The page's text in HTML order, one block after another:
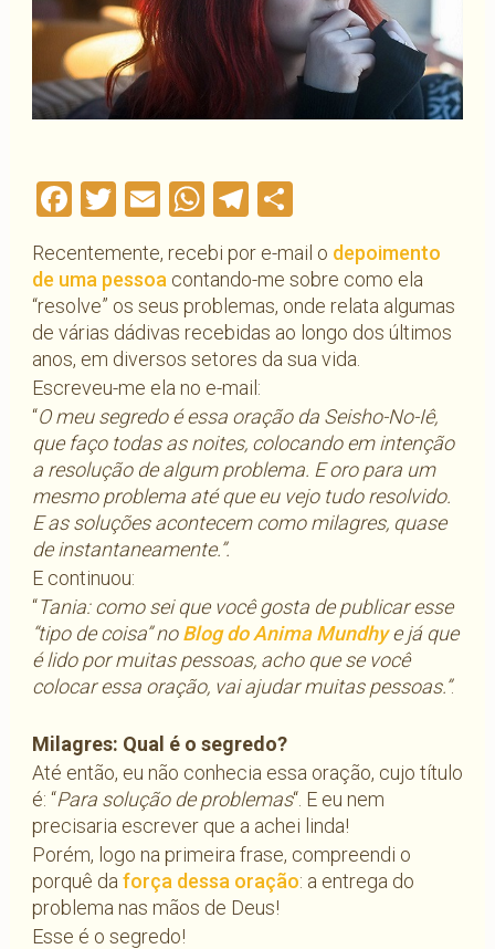
Facebook
Twitter
EmailWhatsApp
Telegram
Recentemente, recebi por e-mail o depoimento
de uma pessoa contando-me sobre como ela
“resolve” os seus problemas, onde relata algumas
de várias dádivas recebidas ao longo dos últimos
anos, em diversos setores da sua vida.
Escreveu-me ela no e-mail:
“O meu segredo é essa oração da Seisho-No-Iê,
que faço todas as noites, colocando em intenção
a resolução de algum problema. E oro para um
mesmo problema até que eu vejo tudo resolvido.
E as soluções acontecem como milagres, quase
de instantaneamente.”.
E continuou:
“Tania: como sei que você gosta de publicar esse
“tipo de coisa” noBlog do Anima Mundhye já que
é lido por muitas pessoas, acho que se você
colocar essa oração, vai ajudar muitas pessoas.”.
Milagres: Qual é o segredo?
Até então, eu não conhecia essa oração, cujo título
é: “Para solução de problemas“. E eu nem
precisaria escrever que a achei linda!
Porém, logo na primeira frase, compreendi o
porquê da força dessa oração: a entrega do
problema nas mãos de Deus!
Esse é o segredo!